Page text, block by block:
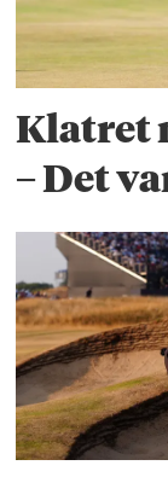
Klatret
– Det